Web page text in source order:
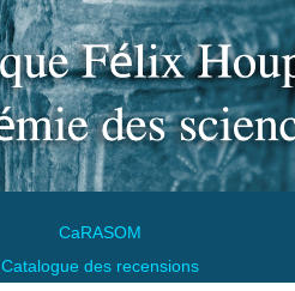
CaRASOM
Catalogue des recensions